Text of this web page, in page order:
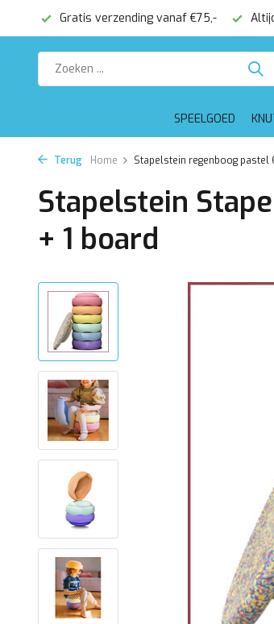
Gratis verzending vanaf €75,-
SPEELGOED
Terug Home Stapelstein regenboog pastel
Stapelstein
+ 1 board